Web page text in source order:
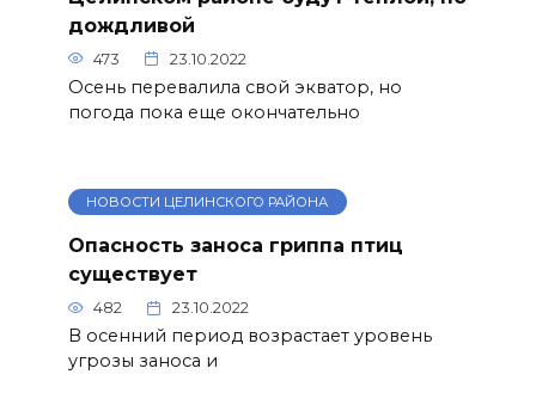
дождливой
473 23.10.2022
Осень перевалила свой экватор, но
погода пока еще окончательно
НОВОСТИ ЦЕЛИНСКОГО РАЙОНА
Опасность заноса гриппа птиц
существует
482 23.10.2022
В осенний период возрастает уровень
угрозы заноса и